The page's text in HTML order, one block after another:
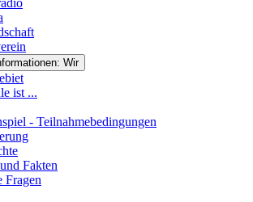
Wir
ist ...
- Teilnahmebedingungen
Fakten
Fragen